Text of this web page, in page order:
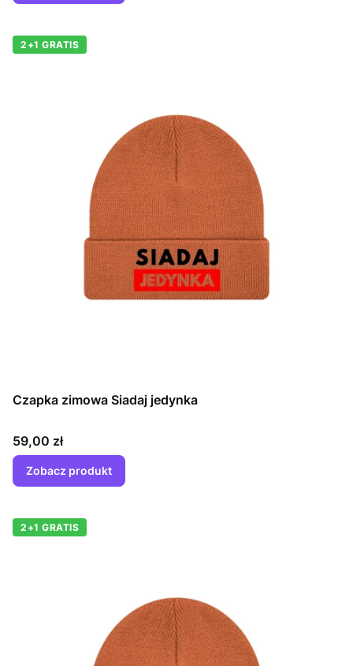
2+1 GRATIS
Czapka zimowa Siadaj jedynka
Cena
59,00 zł
Zobacz produkt
2+1 GRATIS